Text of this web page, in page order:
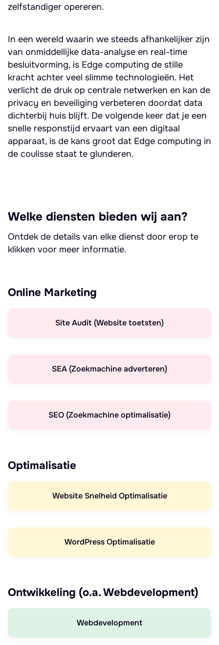
zelfstandiger opereren.
In een wereld waarin we steeds afhankelijker zijn
van onmiddellijke data-analyse en real-time
besluitvorming, is Edge computing de stille
kracht achter veel slimme technologieën. Het
verlicht de druk op centrale netwerken en kan de
privacy en beveiliging verbeteren doordat data
dichterbij huis blijft. De volgende keer dat je een
snelle responstijd ervaart van een digitaal
apparaat, is de kans groot dat Edge computing in
de coulisse staat te glunderen.
Welke diensten bieden wij aan?
Ontdek de details van elke dienst door erop te
klikken voor meer informatie.
Online Marketing
Site Audit (Website toetsten)
SEA (Zoekmachine adverteren)
SEO (Zoekmachine optimalisatie)
Optimalisatie
Website Snelheid Optimalisatie
WordPress Optimalisatie
Ontwikkeling (o.a. Webdevelopment)
Webdevelopment